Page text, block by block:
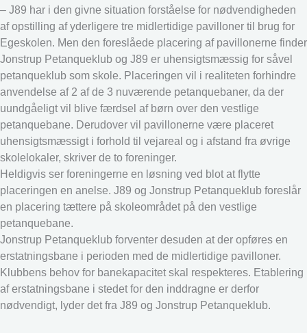
– J89 har i den givne situation forståelse for nødvendigheden
af opstilling af yderligere tre midlertidige pavilloner til brug for
Egeskolen. Men den foreslåede placering af pavillonerne finder
Jonstrup Petanqueklub og J89 er uhensigtsmæssig for såvel
petanqueklub som skole. Placeringen vil i realiteten forhindre
anvendelse af 2 af de 3 nuværende petanquebaner, da der
uundgåeligt vil blive færdsel af børn over den vestlige
petanquebane. Derudover vil pavillonerne være placeret
uhensigtsmæssigt i forhold til vejareal og i afstand fra øvrige
skolelokaler, skriver de to foreninger.
Heldigvis ser foreningerne en løsning ved blot at flytte
placeringen en anelse. J89 og Jonstrup Petanqueklub foreslår
en placering tættere på skoleområdet på den vestlige
petanquebane.
Jonstrup Petanqueklub forventer desuden at der opføres en
erstatningsbane i perioden med de midlertidige pavilloner.
Klubbens behov for banekapacitet skal respekteres. Etablering
af erstatningsbane i stedet for den inddragne er derfor
nødvendigt, lyder det fra J89 og Jonstrup Petanqueklub.